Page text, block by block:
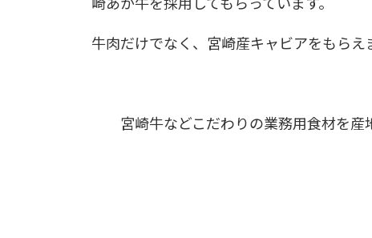
牛肉だけでなく、宮崎産キャビアをもらえ
宮崎牛などこだわりの業務用食材を産